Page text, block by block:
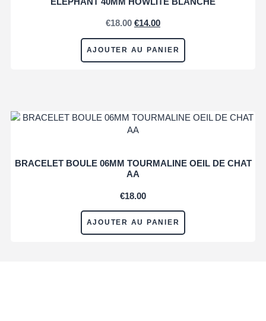
€18.00 €14.00
AJOUTER AU PANIER
BRACELET BOULE 06MM TOURMALINE OEIL DE CHAT
AA
€18.00
AJOUTER AU PANIER